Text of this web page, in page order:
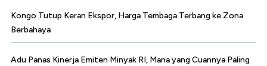
Kongo Tutup Keran Ekspor, Harga Tembaga Terbang ke Zona
Berbahaya
Adu Panas Kinerja Emiten Minyak RI, Mana yang Cuannya Paling